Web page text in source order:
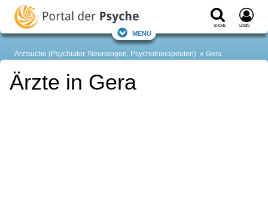
Suche Login
Menü
Arztsuche (Psychiater, Neurologen, Psychotherapeuten) Gera
Ärzte in Gera